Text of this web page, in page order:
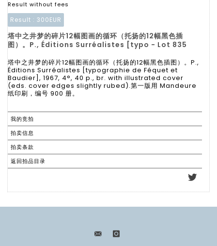
Result without fees
Result : 300EUR
塔中之井梦的碎片12幅图画的循环（托扬的12幅黑色插
图）。P., Éditions Surréalistes [typo - Lot 835
塔中之井梦的碎片12幅图画的循环（托扬的12幅黑色插图）。P.,
Éditions Surréalistes [typographie de Féquet et
Baudier], 1967, 4°, 40 p., br. with illustrated cover
(eds. cover edges slightly rubed).第一版用 Mandeure
纸印刷，编号 900 册。
我的竞拍
拍卖信息
拍卖条款
返回拍品目录